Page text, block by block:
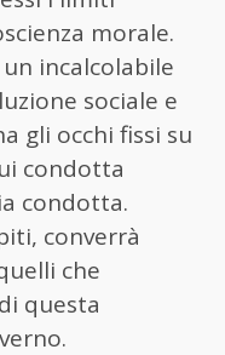
morale.
incalcolabile
sociale e
gli occhi fissi su
condotta
condotta.
converrà
che
questa